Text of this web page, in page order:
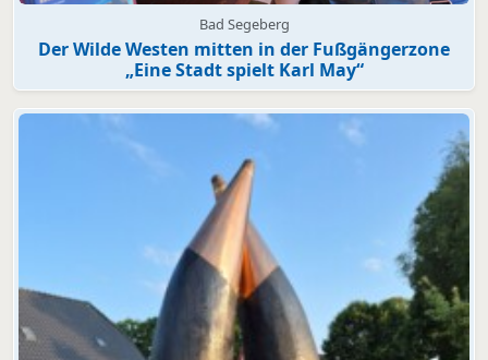
Bad Segeberg
Der Wilde Westen mitten in der Fußgängerzone
„Eine Stadt spielt Karl May“